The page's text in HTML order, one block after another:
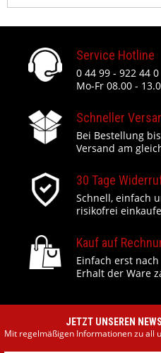
Service Hotline
0 44 99 - 922 44 0
Mo-Fr 08.00 -
Schneller
Bei Bestellung
Versand am
30 Tage
Schnell, einfach
risikofrei
Kauf auf
Einfach erst nach
Erhalt der Ware
JETZT UNSEREN
Mit regelmäßigen Informationen zu all